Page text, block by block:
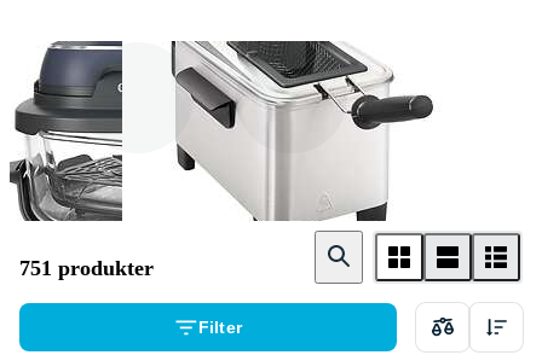
Airfryer
751 produkter
Filter